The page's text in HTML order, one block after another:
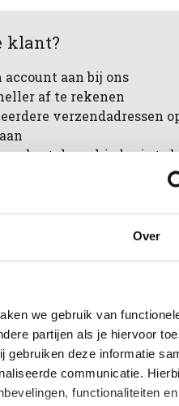
Over
we gebruik van
partijen als je hiervoor
gebruiken deze informatie
communicatie.
functionaliteiten en
klant?
account aan bij ons
af te rekenen
verzendadressen
bestelgeschiedenis te
bestellingen te
aanmaken